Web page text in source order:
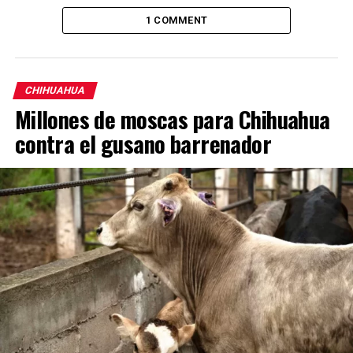
1 COMMENT
CHIHUAHUA
Millones de moscas para Chihuahua
contra el gusano barrenador